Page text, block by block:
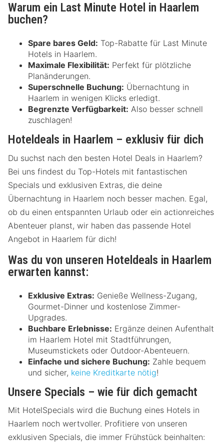
Warum ein Last Minute Hotel in Haarlem
buchen?
Spare bares Geld: Top-Rabatte für Last Minute
Hotels in Haarlem.
Maximale Flexibilität: Perfekt für plötzliche
Planänderungen.
Superschnelle Buchung: Übernachtung in
Haarlem in wenigen Klicks erledigt.
Begrenzte Verfügbarkeit: Also besser schnell
zuschlagen!
Hoteldeals in Haarlem – exklusiv für dich
Du suchst nach den besten Hotel Deals in Haarlem?
Bei uns findest du Top-Hotels mit fantastischen
Specials und exklusiven Extras, die deine
Übernachtung in Haarlem noch besser machen. Egal,
ob du einen entspannten Urlaub oder ein actionreiches
Abenteuer planst, wir haben das passende Hotel
Angebot in Haarlem für dich!
Was du von unseren Hoteldeals in Haarlem
erwarten kannst:
Exklusive Extras: Genieße Wellness-Zugang,
Gourmet-Dinner und kostenlose Zimmer-
Upgrades.
Buchbare Erlebnisse: Ergänze deinen Aufenthalt
im Haarlem Hotel mit Stadtführungen,
Museumstickets oder Outdoor-Abenteuern.
Einfache und sichere Buchung: Zahle bequem
und sicher, keine Kreditkarte nötig!
Unsere Specials – wie für dich gemacht
Mit HotelSpecials wird die Buchung eines Hotels in
Haarlem noch wertvoller. Profitiere von unseren
exklusiven Specials, die immer Frühstück beinhalten: